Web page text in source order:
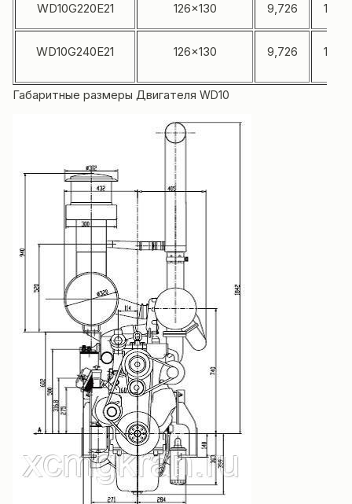
WD10G220E21 126×130 9,726 175/
WD10G240E21 126×130 9,726 175/
Габаритные размеры Двигателя WD10